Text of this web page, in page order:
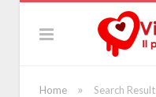
Home » Search